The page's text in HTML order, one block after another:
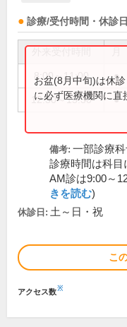
診療/受付時間・休診日
8:00～11:00 ●
12:30～15:30 ●
お盆(8月中旬)は休
に必ず医療機関に直
備考: 一部診療科
診療時間は科目
AM診は9:00～
きを読む)
休診日: 土～日・祝
こ
アクセス数※